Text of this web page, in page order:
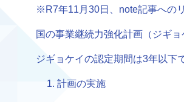
※R7年11月30日、note記事への
国の事業継続力強化計画（ジギ
ジギョケイの認定期間は3年以下
計画の実施